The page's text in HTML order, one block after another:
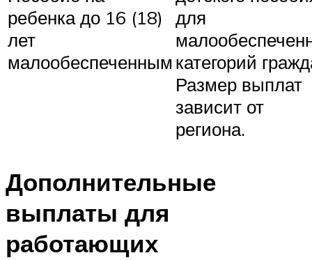
ребенка до 16 (18)
лет
малообеспеченным
для
категорий
Размер выплат
зависит от
региона.
Дополнительные
выплаты для
работающих